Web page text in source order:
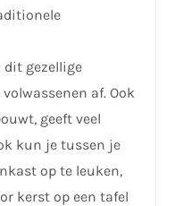
dit gezellige
af. Ook
geeft veel
kun je tussen je
op te leuken,
kerst op een tafel